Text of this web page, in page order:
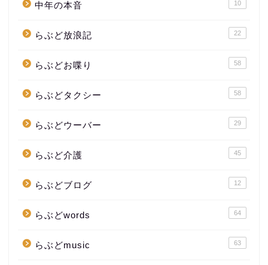
中年の本音 10
らぶど放浪記 22
らぶどお喋り 58
らぶどタクシー 58
らぶどウーバー 29
らぶど介護 45
らぶどブログ 12
らぶどwords 64
らぶどmusic 63